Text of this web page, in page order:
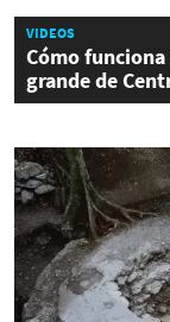
VIDEOS
Cómo
grande de